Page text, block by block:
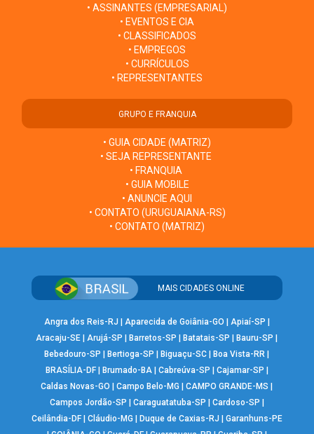
• ASSINANTES (EMPRESARIAL)
• EVENTOS E CIA
• CLASSIFICADOS
• EMPREGOS
• CURRÍCULOS
• REPRESENTANTES
GRUPO E FRANQUIA
• GUIA CIDADE (MATRIZ)
• SEJA REPRESENTANTE
• FRANQUIA
• GUIA MOBILE
• ANUNCIE AQUI
• CONTATO (URUGUAIANA-RS)
• CONTATO (MATRIZ)
MAIS CIDADES ONLINE
Angra dos Reis-RJ Aparecida de Goiânia-GO Apiaí-SP
Aracaju-SE |Arujá-SP Barretos-SP Batatais-SP Bauru-SP
Bebedouro-SP
Bertioga-SP Biguaçu-SC Boa Vista-RR
BRASÍLIA-DF| Brumado-BA| Cabreúva-SP Cajamar-SP
Caldas Novas-GO
|Campo Belo-MG |CAMPO GRANDE-MS
Campos Jordão-SP
Caraguatatuba-SP Cardoso-SP
Ceilândia-DF| Cláudio-MG Duque de Caxias-RJ
Garanhuns-PE